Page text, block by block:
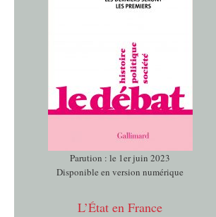
Parution : le 1er juin 2023
Disponible en version numérique
L’État en France